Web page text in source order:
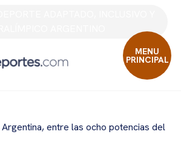
MENU
PRINCIPAL
entre las ocho potencias del